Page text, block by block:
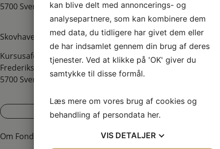
​5700 Svendborg
Skovhaven Klogere
Kursusafdeling
​Frederiksgade 17D
​​5700 Svendborg​
Se alle kontaktinformationer
Om Fonden Skovhaven
kan blive delt med annoncerings- og
analysepartnere, som kan kombinere dem
med data, du tidligere har givet dem eller
de har indsamlet gennem din brug af deres
tjenester. Ved at klikke på 'OK' giver du
samtykke til disse formål.
Læs mere om vores brug af cookies og
behandling af persondata her.
VIS DETALJER